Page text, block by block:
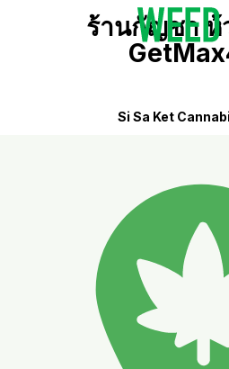
ร้านกัญชา ห้
Si Sa Ket